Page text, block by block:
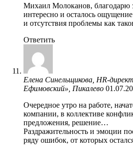
Михаил Молоканов, благодарю
интересно и осталось
и отсутствия проблемы как
Ответить
Елена Синельщикова, HR-
Ефимовский», Пикалево
Очередное утро на работе,
компании, в коллективе
предложения, решение…
Раздражительность и эмоции
ряду ошибок, от которых